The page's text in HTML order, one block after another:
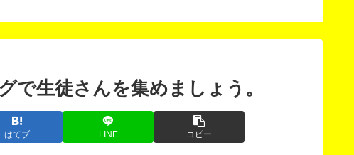
で生徒さんを集めましょう。
はてブ LINE コピー